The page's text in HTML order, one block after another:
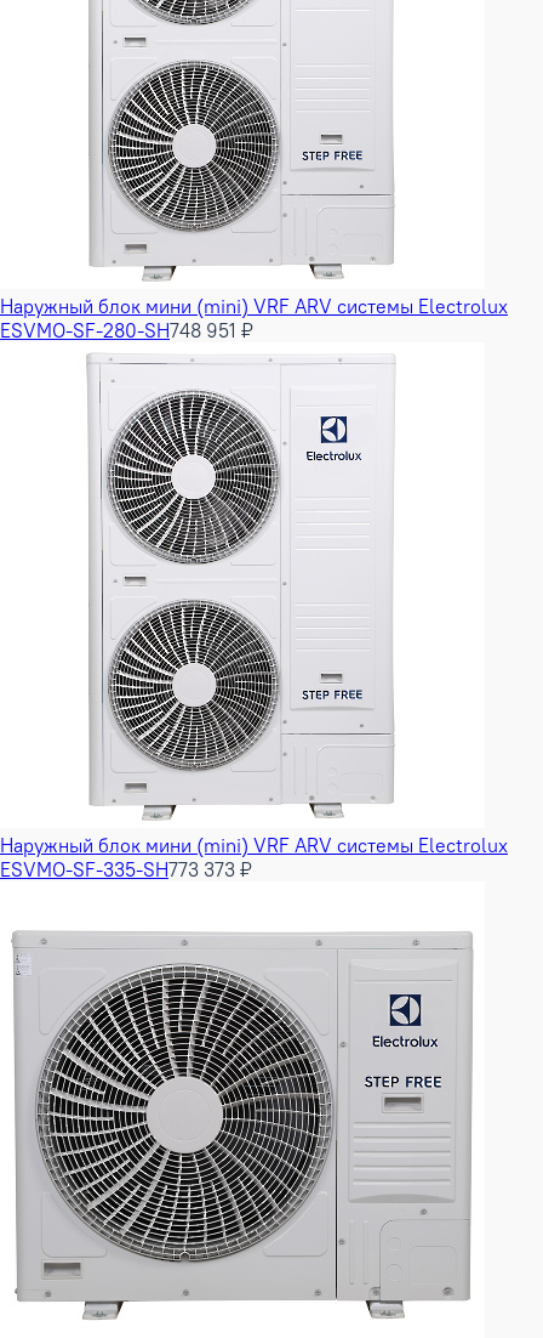
Наружный блок мини (mini) VRF ARV системы Electrolux
ESVMO-SF-280-SH748 951 ₽
Наружный блок мини (mini) VRF ARV системы Electrolux
ESVMO-SF-335-SH773 373 ₽